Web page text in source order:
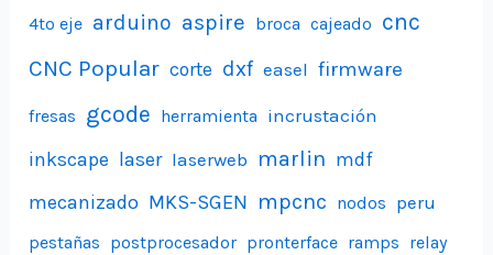
4to eje arduino aspire broca cajeado cnc
CNC Popular corte dxf easel firmware
fresas gcode herramienta incrustación
inkscape laser laserweb marlin mdf
mecanizado MKS-SGEN mpcnc nodos peru
pestañas postprocesador pronterface ramps relay